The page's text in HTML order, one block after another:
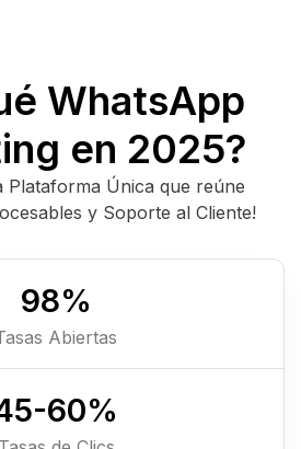
WhatsApp
en 2025?
Plataforma Única que reúne
y Soporte al Cliente!
98%
Abiertas
60%